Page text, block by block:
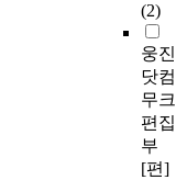
(2)
웅진
닷컴
무크
편집
부
[편]